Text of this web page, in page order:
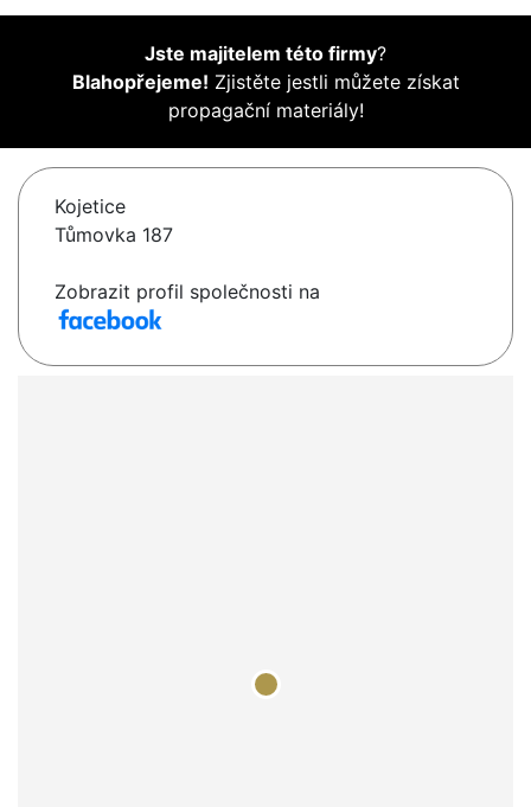
Jste majitelem této firmy?
Blahopřejeme! Zjistěte jestli můžete získat
propagační materiály!
Kojetice
Tůmovka 187
Zobrazit profil společnosti na